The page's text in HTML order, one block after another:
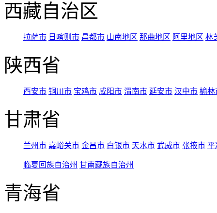
西藏自治区
拉萨市 日喀则市 昌都市 山南地区 那曲地区 阿里地区 林
陕西省
西安市 铜川市 宝鸡市 咸阳市 渭南市 延安市 汉中市 榆林
甘肃省
兰州市 嘉峪关市 金昌市 白银市 天水市 武威市 张掖市 平
临夏回族自治州 甘南藏族自治州
青海省